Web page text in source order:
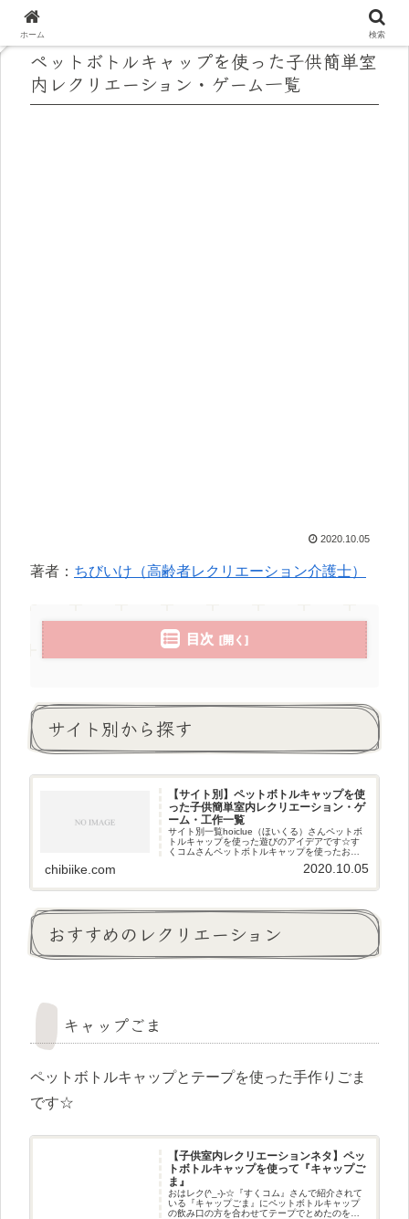
ペットボトルキャップを使った子供簡単室
内レクリエーション・ゲーム一覧
2020.10.05
著者： ちびいけ（高齢者レクリエーション介護士）
目次
サイト別から探す
【サイト別】ペットボトルキャップを使
った子供簡単室内レクリエーション・ゲ
ーム・工作一覧
サイト別一覧hoiclue（ほいくる）さんペットボ
トルキャップを使った遊びのアイデアです☆す
くコムさんペットボトルキャップを使ったお手
ボトルキャップを使った工作のアイデアです☆
chibiike.com 2020.10.05
おすすめのレクリエーション
キャップごま
ペットボトルキャップとテープを使った手作りごま
です☆
【子供室内レクリエーションネタ】ペッ
トボトルキャップを使って『キャップご
ま』
おはレク(^_-)-☆『すくコム』さんで紹介されて
いる『キャップごま』にペットボトルキャップ
の飲み口の方を合わせてテープでとめたのを使
ホーム 検索